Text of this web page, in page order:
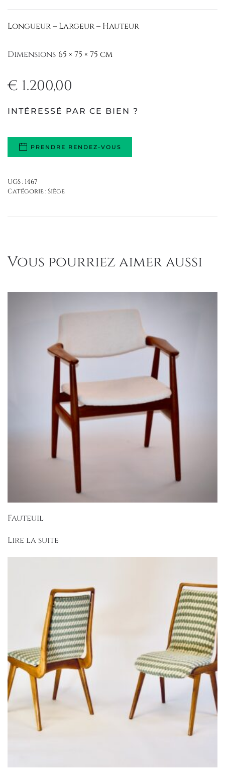
Longueur – Largeur – Hauteur
Dimensions 65 × 75 × 75 cm
€ 1.200,00
INTÉRESSÉ PAR CE BIEN ?
PRENDRE RENDEZ-VOUS
UGS : 1467
Catégorie :Siège
Vous pourriez aimer aussi
Fauteuil
Lire la suite